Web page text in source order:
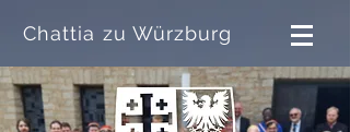
Chattia zu Würzburg